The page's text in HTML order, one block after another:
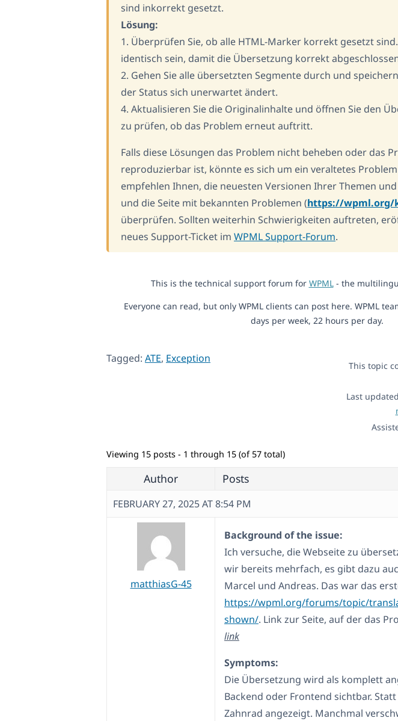
sind inkorrekt gesetzt.
Lösung:
1. Überprüfen Sie, ob alle HTML-Marker korrekt gesetzt
identisch sein, damit die Übersetzung korrekt
2. Gehen Sie alle übersetzten Segmente durch und
der Status sich unerwartet ändert.
4. Aktualisieren Sie die Originalinhalte und öffnen Sie den
zu prüfen, ob das Problem erneut auftritt.
Falls diese Lösungen das Problem nicht beheben oder das
reproduzierbar ist, könnte es sich um ein veraltetes
empfehlen Ihnen, die neuesten Versionen Ihrer Themen
und die Seite mit bekannten Problemen (https://wpml.org/
überprüfen. Sollten weiterhin Schwierigkeiten auftreten,
neues Support-Ticket im WPML Support-Forum.
This is the technical support forum for WPML- the
Everyone can read, but only WPML clients can post here. WPML
days per week, 22 hours per day.
Tagged: ATE, Exception
This topic
Last
Viewing 15 posts - 1 through 15 (of 57 total)
Author Posts
FEBRUARY 27, 2025 AT 8:54 PM
matthiasG-45
Background of the issue:
Ich versuche, die Webseite zu
wir bereits mehrfach, es gibt dazu
Marcel und Andreas. Das war das
https://wpml.org/forums/topic/
shown/. Link zur Seite, auf der das
link
Symptoms:
Die Übersetzung wird als komplett
Backend oder Frontend sichtbar.
Zahnrad angezeigt. Manchmal